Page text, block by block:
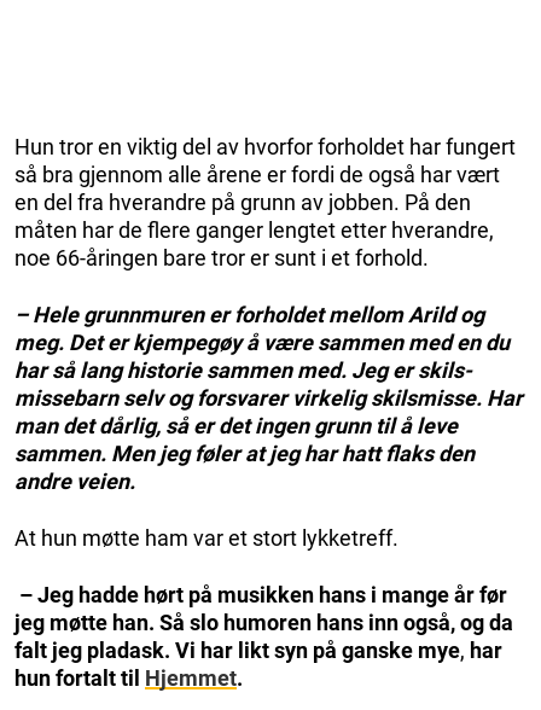
Hun tror en viktig del av hvorfor forholdet har fungert
så bra gjennom alle årene er fordi de også har vært
en del fra hverandre på grunn av jobben. På den
måten har de flere ganger lengtet etter hverandre,
noe 66-åringen bare tror er sunt i et forhold.
– Hele grunnmuren er forholdet mellom Arild og
meg. Det er kjempegøy å være sammen med en du
har så lang historie sammen med. Jeg er skils­
missebarn selv og forsvarer virkelig skilsmisse. Har
man det dårlig, så er det ingen grunn til å leve
sammen. Men jeg føler at jeg har hatt flaks den
andre veien.
At hun møtte ham var et stort lykketreff.
– Jeg hadde hørt på musikken hans i mange år før
jeg møtte han. Så slo humoren hans inn også, og da
falt jeg pladask. Vi har likt syn på ganske mye, har
hun fortalt til Hjemmet.